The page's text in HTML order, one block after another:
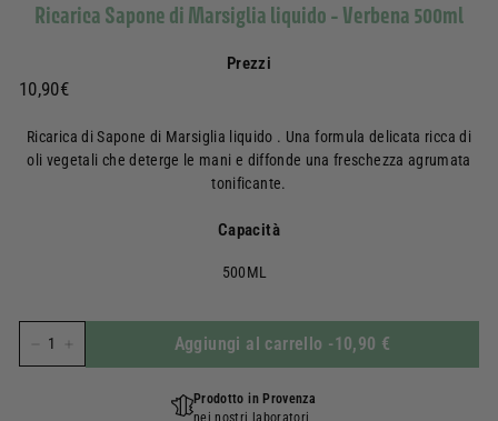
Ricarica Sapone di Marsiglia liquido - Verbena 500ml
Prezzi
Prix
10,90€10,90€
Ricarica di Sapone di Marsiglia liquido . Una formula delicata ricca di
oli vegetali che deterge le mani e diffonde una freschezza agrumata
tonificante.
Capacità
500ML
Aggiungi al carrello -10,90 €
Prodotto in Provenza
nei nostri laboratori